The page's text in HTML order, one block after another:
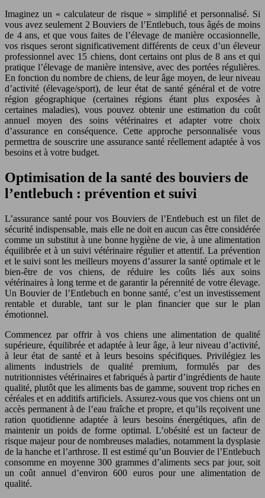
Imaginez un « calculateur de risque » simplifié et personnalisé. Si
vous avez seulement 2 Bouviers de l’Entlebuch, tous âgés de moins
de 4 ans, et que vous faites de l’élevage de manière occasionnelle,
vos risques seront significativement différents de ceux d’un éleveur
professionnel avec 15 chiens, dont certains ont plus de 8 ans et qui
pratique l’élevage de manière intensive, avec des portées régulières.
En fonction du nombre de chiens, de leur âge moyen, de leur niveau
d’activité (élevage/sport), de leur état de santé général et de votre
région géographique (certaines régions étant plus exposées à
certaines maladies), vous pouvez obtenir une estimation du coût
annuel moyen des soins vétérinaires et adapter votre choix
d’assurance en conséquence. Cette approche personnalisée vous
permettra de souscrire une assurance santé réellement adaptée à vos
besoins et à votre budget.
Optimisation de la santé des bouviers de
l’entlebuch : prévention et suivi
L’assurance santé pour vos Bouviers de l’Entlebuch est un filet de
sécurité indispensable, mais elle ne doit en aucun cas être considérée
comme un substitut à une bonne hygiène de vie, à une alimentation
équilibrée et à un suivi vétérinaire régulier et attentif. La prévention
et le suivi sont les meilleurs moyens d’assurer la santé optimale et le
bien-être de vos chiens, de réduire les coûts liés aux soins
vétérinaires à long terme et de garantir la pérennité de votre élevage.
Un Bouvier de l’Entlebuch en bonne santé, c’est un investissement
rentable et durable, tant sur le plan financier que sur le plan
émotionnel.
Commencez par offrir à vos chiens une alimentation de qualité
supérieure, équilibrée et adaptée à leur âge, à leur niveau d’activité,
à leur état de santé et à leurs besoins spécifiques. Privilégiez les
aliments industriels de qualité premium, formulés par des
nutritionnistes vétérinaires et fabriqués à partir d’ingrédients de haute
qualité, plutôt que les aliments bas de gamme, souvent trop riches en
céréales et en additifs artificiels. Assurez-vous que vos chiens ont un
accès permanent à de l’eau fraîche et propre, et qu’ils reçoivent une
ration quotidienne adaptée à leurs besoins énergétiques, afin de
maintenir un poids de forme optimal. L’obésité est un facteur de
risque majeur pour de nombreuses maladies, notamment la dysplasie
de la hanche et l’arthrose. Il est estimé qu’un Bouvier de l’Entlebuch
consomme en moyenne 300 grammes d’aliments secs par jour, soit
un coût annuel d’environ 600 euros pour une alimentation de
qualité.